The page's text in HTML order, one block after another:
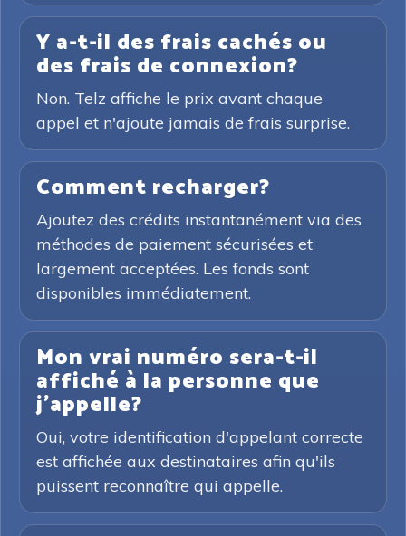
Y a-t-il des frais cachés ou
des frais de connexion?
Non. Telz affiche le prix avant chaque
appel et n'ajoute jamais de frais surprise.
Comment recharger?
Ajoutez des crédits instantanément via des
méthodes de paiement sécurisées et
largement acceptées. Les fonds sont
disponibles immédiatement.
Mon vrai numéro sera-t-il
affiché à la personne que
j'appelle?
Oui, votre identification d'appelant correcte
est affichée aux destinataires afin qu'ils
puissent reconnaître qui appelle.